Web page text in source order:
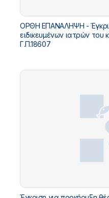
ΟΡΘΗ ΕΠΑΝΑΛΗΨΗ -
ειδικευμένων ιατρών
Γ.Π.18607